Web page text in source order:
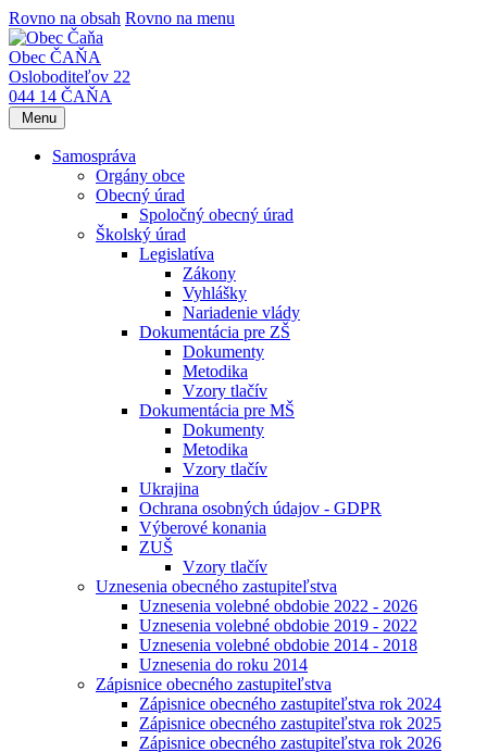
Rovno na obsah Rovno na menu
Obec ČAŇA
Osloboditeľov 22
044 14 ČAŇA
Menu
Samospráva
Orgány obce
Obecný úrad
Spoločný obecný úrad
Školský úrad
Legislatíva
Zákony
Vyhlášky
Nariadenie vlády
Dokumentácia pre ZŠ
Dokumenty
Metodika
Vzory tlačív
Dokumentácia pre MŠ
Dokumenty
Metodika
Vzory tlačív
Ukrajina
Ochrana osobných údajov - GDPR
Výberové konania
ZUŠ
Vzory tlačív
Uznesenia obecného zastupiteľstva
Uznesenia volebné obdobie 2022 - 2026
Uznesenia volebné obdobie 2019 - 2022
Uznesenia volebné obdobie 2014 - 2018
Uznesenia do roku 2014
Zápisnice obecného zastupiteľstva
Zápisnice obecného zastupiteľstva rok 2024
Zápisnice obecného zastupiteľstva rok 2025
Zápisnice obecného zastupiteľstva rok 2026